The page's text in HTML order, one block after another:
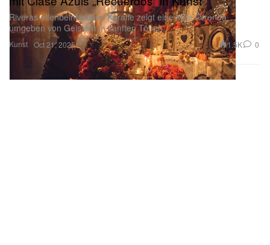
Kunst
Riveras elfenbeinfarbene Karaffe zeigt eine stille Ofrenda,
umgeben von Geistern in sanften Tönen.
Oct 21, 2025 1.5K 0